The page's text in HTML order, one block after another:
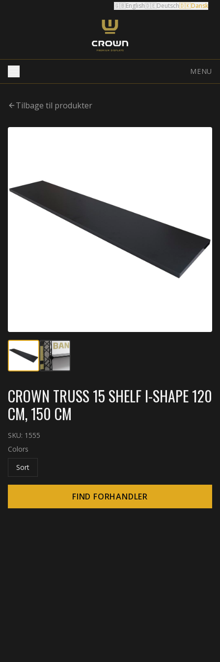
🇬🇧English🇩🇪Deutsch🇩🇰Dansk
MENU
Tilbage til produkter
CROWN TRUSS 15 SHELF I-SHAPE 120
CM, 150 CM
SKU: 1555
Colors
Sort
FIND FORHANDLER